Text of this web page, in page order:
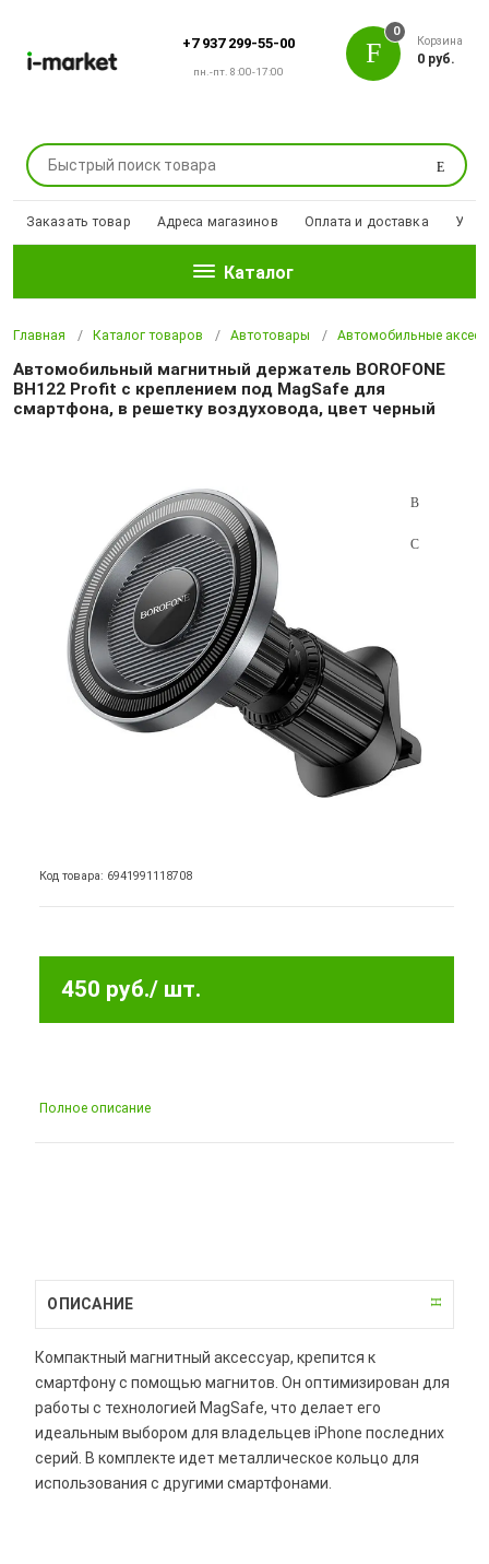
+7 937 299-55-00
пн.-пт. 8:00-17:00
Поиск
0
Корзина
0 руб.
Заказать товар Адреса магазинов Оплата и доставка
Каталог
Главная Каталог товаров Автотовары Автомобильные
Автомобильный магнитный держатель BOROFONE
BH122 Profit с креплением под MagSafe для
смартфона, в решетку воздуховода, цвет черный
Код товара: 6941991118708
450 руб./ шт.
Полное описание
ОПИСАНИЕ
Компактный магнитный аксессуар, крепится к
смартфону с помощью магнитов. Он оптимизирован для
работы с технологией MagSafe, что делает его
идеальным выбором для владельцев iPhone последних
серий. В комплекте идет металлическое кольцо для
использования с другими смартфонами.